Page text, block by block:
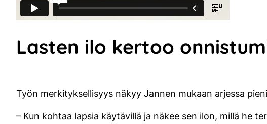
Lasten ilo kertoo
Työn merkityksellisyys näkyy Jannen mukaan arjessa
– Kun kohtaa lapsia käytävillä ja näkee sen ilon, millä he